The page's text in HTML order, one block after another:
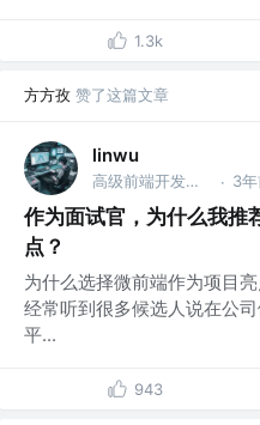
1.3k
方方孜 赞了这篇文章
linwu
高级前端开发工程师 @腾讯 · 3年
作为面试官，为什么我推
点？
为什么选择微前端作为项目
经常听到很多候选人说在公
平...
943